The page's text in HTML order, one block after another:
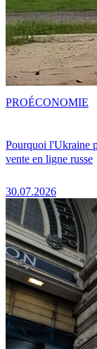
Pourquoi l'Ukraine
vente en ligne russe
30.07.2026
PROÉCONOMIE